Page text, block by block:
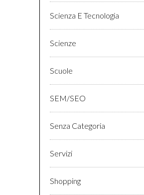
Scienza E Tecnologia
Scienze
Scuole
SEM/SEO
Senza Categoria
Servizi
Shopping